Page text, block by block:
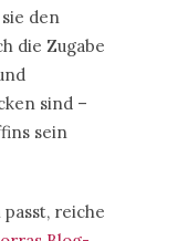
den
die Zugabe
sind –
sein
reiche